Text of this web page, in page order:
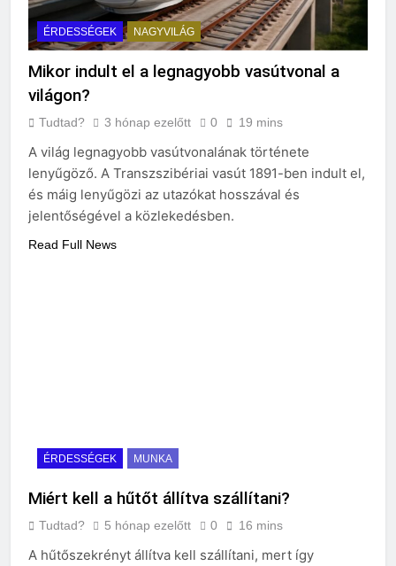
ÉRDESSÉGEK NAGYVILÁG
Mikor indult el a legnagyobb vasútvonal a
világon?
Tudtad? 3 hónap ezelőtt 0 19 mins
A világ legnagyobb vasútvonalának története
lenyűgöző. A Transzszibériai vasút 1891-ben indult el,
és máig lenyűgözi az utazókat hosszával és
jelentőségével a közlekedésben.
Read Full News
ÉRDESSÉGEK MUNKA
Miért kell a hűtőt állítva szállítani?
Tudtad? 5 hónap ezelőtt 0 16 mins
A hűtőszekrényt állítva kell szállítani, mert így